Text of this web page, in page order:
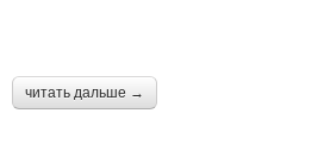
читать дальше →